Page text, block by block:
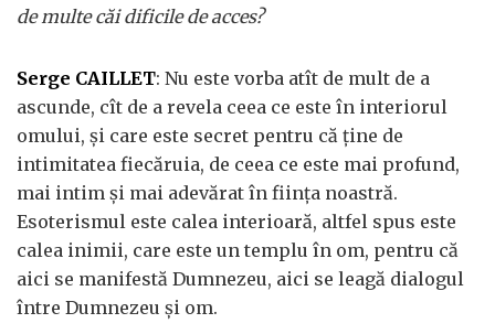
de multe căi dificile de acces?
Serge CAILLET: Nu este vorba atît de mult de a
ascunde, cît de a revela ceea ce este în interiorul
omului, şi care este secret pentru că ţine de
intimitatea fiecăruia, de ceea ce este mai profund,
mai intim şi mai adevărat în fiinţa noastră.
Esoterismul este calea interioară, altfel spus este
calea inimii, care este un templu în om, pentru că
aici se manifestă Dumnezeu, aici se leagă dialogul
între Dumnezeu şi om.